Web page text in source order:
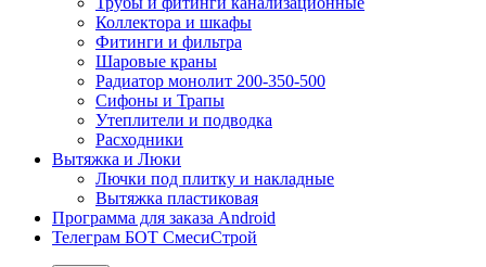
Коллектора и шкафы
Фитинги и фильтра
Шаровые краны
Радиатор монолит 200-350-500
Сифоны и Трапы
Утеплители и подводка
Расходники
Вытяжка и Люки
Лючки под плитку и накладные
Вытяжка пластиковая
Программа для заказа Android
Телеграм БОТ СмесиСтрой